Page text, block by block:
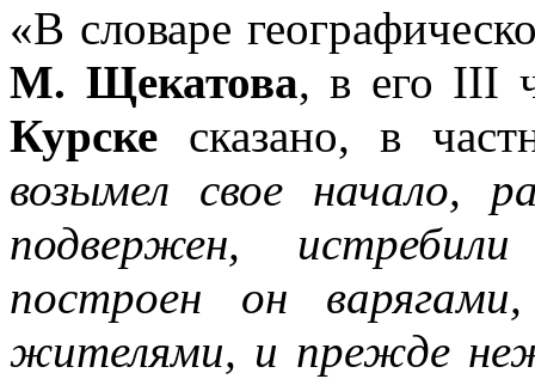
«В словаре
М. Щекатова, в его III
Курске сказано, в
возымел свое начало,
подвержен,
построен он
жителями, и прежде